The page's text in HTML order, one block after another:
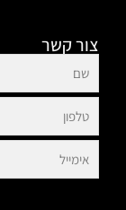
צור קשר